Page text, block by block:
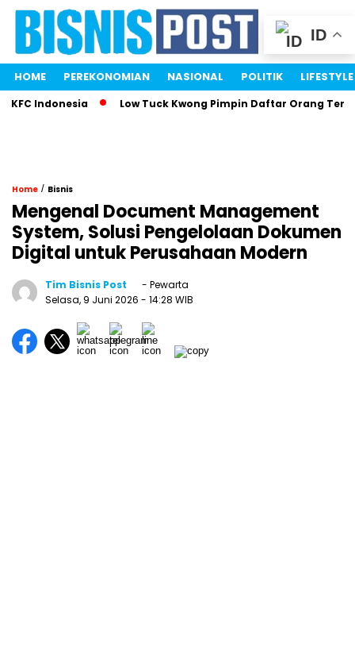
HOME PEREKONOMIAN NASIONAL POLITIK LIFESTYLE
Indonesia Low Tuck Kwong Pimpin Daftar Orang Terkaya
Home / Bisnis
Mengenal Document Management
System, Solusi Pengelolaan Dokumen
Digital untuk Perusahaan Modern
Tim Bisnis Post
- Pewarta
Selasa, 9 Juni 2026 - 14:28 WIB
ID